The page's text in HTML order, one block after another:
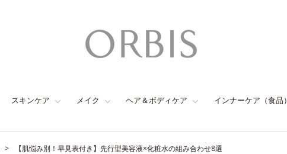
スキンケア メイク ヘア＆ボディケア インナーケア（食品）
【肌悩み別！早見表付き】先行型美容液×化粧水の組み合わせ8選